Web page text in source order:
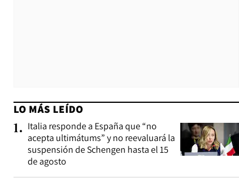
LO MÁS LEÍDO
1. Italia responde a España que “no
acepta ultimátums” y no reevaluará la
suspensión de Schengen hasta el 15
de agosto